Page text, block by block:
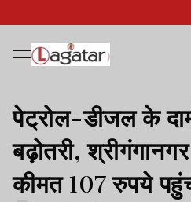
पेट्रोल-डीजल के
बढ़ोतरी,
कीमत 107 रुपये